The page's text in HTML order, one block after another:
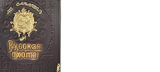
по дате поступления (новинки)